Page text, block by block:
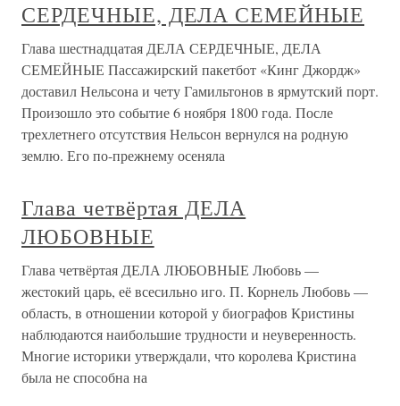
СЕРДЕЧНЫЕ, ДЕЛА СЕМЕЙНЫЕ
Глава шестнадцатая ДЕЛА СЕРДЕЧНЫЕ, ДЕЛА
СЕМЕЙНЫЕ Пассажирский пакетбот «Кинг Джордж»
доставил Нельсона и чету Гамильтонов в ярмутский порт.
Произошло это событие 6 ноября 1800 года. После
трехлетнего отсутствия Нельсон вернулся на родную
землю. Его по-прежнему осеняла
Глава четвёртая ДЕЛА
ЛЮБОВНЫЕ
Глава четвёртая ДЕЛА ЛЮБОВНЫЕ Любовь —
жестокий царь, её всесильно иго. П. Корнель Любовь —
область, в отношении которой у биографов Кристины
наблюдаются наибольшие трудности и неуверенность.
Многие историки утверждали, что королева Кристина
была не способна на